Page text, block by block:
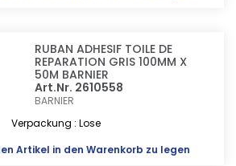
RUBAN ADHESIF TOILE DE
REPARATION GRIS 100MM X
50M BARNIER
Art.Nr. 2610558
BARNIER
Verpackung : Lose
Artikel in den Warenkorb zu legen